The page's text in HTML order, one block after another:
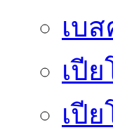
เบ
เปี
เปี